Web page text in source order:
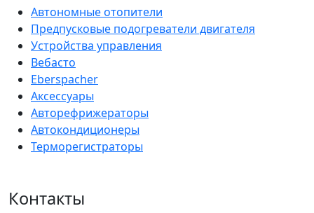
Автономные отопители
Предпусковые подогреватели двигателя
Устройства управления
Вебасто
Eberspacher
Аксессуары
Авторефрижераторы
Автокондиционеры
Терморегистраторы
Контакты